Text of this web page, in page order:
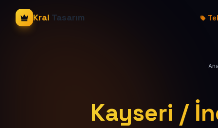
Kral Tasarım
Kayseri /